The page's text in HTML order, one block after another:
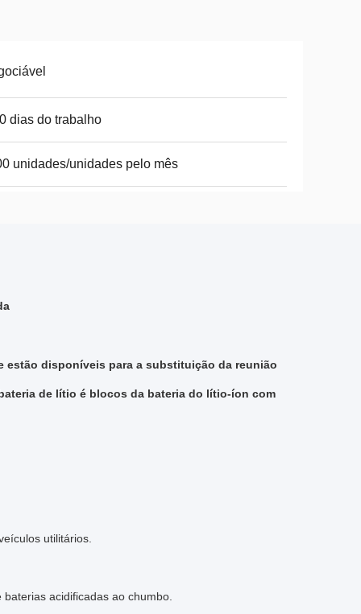
dias do trabalho
unidades/unidades pelo mês
disponíveis para a substituição da reunião
de lítio é blocos da bateria do lítio-íon com
utilitários.
acidificadas ao chumbo.